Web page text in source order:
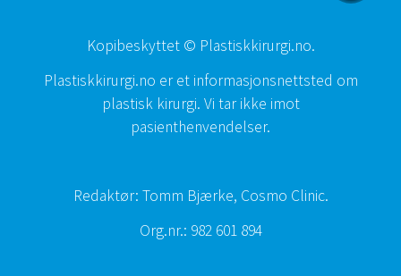
Kopibeskyttet © Plastiskkirurgi.no.
Plastiskkirurgi.no er et informasjonsnettsted om
plastisk kirurgi. Vi tar ikke imot
pasienthenvendelser.
Redaktør: Tomm Bjærke, Cosmo Clinic.
Org.nr.: 982 601 894